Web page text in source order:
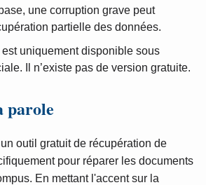
une corruption grave peut
partielle des données.
uniquement disponible sous
Il n’existe pas de version gratuite.
parole
outil gratuit de récupération de
pour réparer les documents
En mettant l'accent sur la